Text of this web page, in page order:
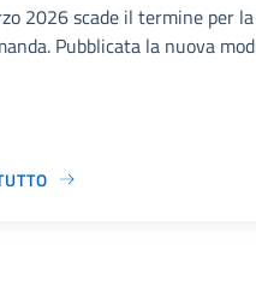
2026 scade il termine per
Pubblicata la nuova